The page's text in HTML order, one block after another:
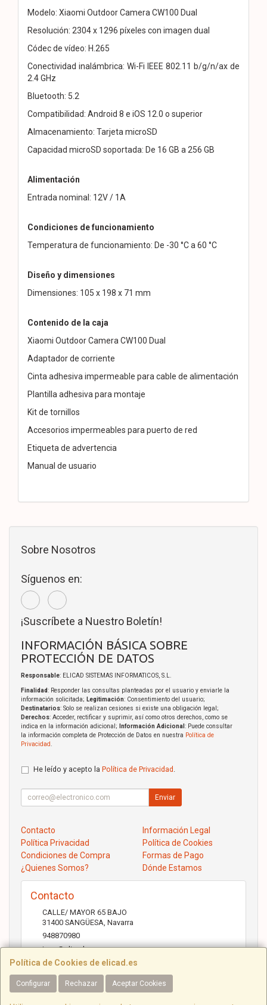
Modelo: Xiaomi Outdoor Camera CW100 Dual
Resolución: 2304 x 1296 píxeles con imagen dual
Códec de vídeo: H.265
Conectividad inalámbrica: Wi-Fi IEEE 802.11 b/g/n/ax de
2.4 GHz
Bluetooth: 5.2
Compatibilidad: Android 8 e iOS 12.0 o superior
Almacenamiento: Tarjeta microSD
Capacidad microSD soportada: De 16 GB a 256 GB
Alimentación
Entrada nominal: 12V / 1A
Condiciones de funcionamiento
Temperatura de funcionamiento: De -30 °C a 60 °C
Diseño y dimensiones
Dimensiones: 105 x 198 x 71 mm
Contenido de la caja
Xiaomi Outdoor Camera CW100 Dual
Adaptador de corriente
Cinta adhesiva impermeable para cable de alimentación
Plantilla adhesiva para montaje
Kit de tornillos
Accesorios impermeables para puerto de red
Etiqueta de advertencia
Manual de usuario
Política de Cookies de elicad.es
Configurar Rechazar Aceptar Cookies
Sobre Nosotros
Síguenos en:
¡Suscríbete a Nuestro Boletín!
INFORMACIÓN BÁSICA SOBRE
PROTECCIÓN DE DATOS
Responsable: ELICAD SISTEMAS INFORMATICOS, S.L.
Finalidad: Responder las consultas planteadas por el usuario y enviarle la
información solicitada; Legitimación: Consentimiento del usuario;
Destinatarios: Solo se realizan cesiones si existe una obligación legal;
Derechos: Acceder, rectificar y suprimir, así como otros derechos, como se
indica en la información adicional;
Información Adicional : Puede consultar
la información completa de Protección de Datos en nuestra Política de
Privacidad
He leído y acepto la Política de Privacidad
Enviar
Contacto
Información Legal
Política Privacidad
Política de Cookies
Condiciones de Compra
Formas de Pago
¿Quienes Somos?
Dónde Estamos
Contacto
CALLE/ MAYOR 65 BAJO
31400 SANGÜESA Navarra
948870980
jose@elicad.com
Horario